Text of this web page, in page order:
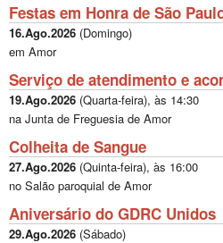
Festas em Honra de São
16.Ago.2026 (Domingo)
em Amor
Serviço de atendimento e
19.Ago.2026 (Quarta-feira), às 14:30
na Junta de Freguesia de Amor
Colheita de Sangue
27.Ago.2026 (Quinta-feira), às 16:00
no Salão paroquial de Amor
Aniversário do GDRC Unidos
29.Ago.2026 (Sábado)